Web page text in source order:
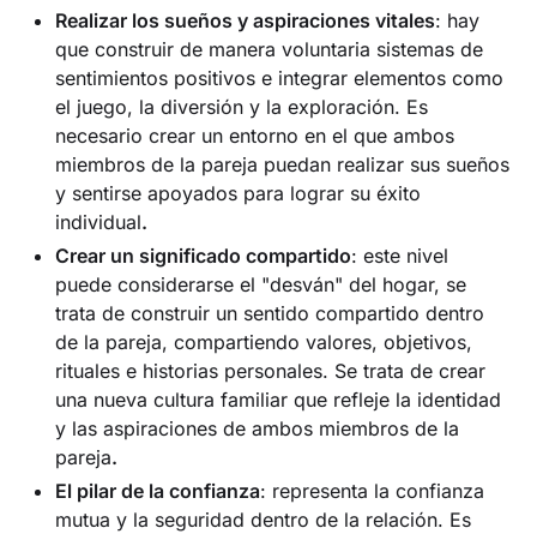
Realizar los sueños y aspiraciones vitales: hay
que construir de manera voluntaria sistemas de
sentimientos positivos e integrar elementos como
el juego, la diversión y la exploración. Es
necesario crear un entorno en el que ambos
miembros de la pareja puedan realizar sus sueños
y sentirse apoyados para lograr su éxito
individual.‍
Crear un significado compartido: este nivel
puede considerarse el "desván" del hogar, se
trata de construir un sentido compartido dentro
de la pareja, compartiendo valores, objetivos,
rituales e historias personales. Se trata de crear
una nueva cultura familiar que refleje la identidad
y las aspiraciones de ambos miembros de la
pareja.
El pilar de la confianza: representa la confianza
mutua y la seguridad dentro de la relación. Es